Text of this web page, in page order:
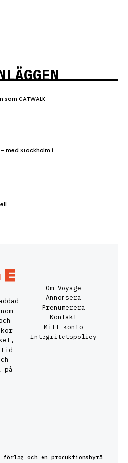
som CATWALK
med Stockholm i
på
Om Voyage
Annonsera
Prenumerera
Kontakt
Mitt konto
Integritetspolicy
och en produktionsbyrå